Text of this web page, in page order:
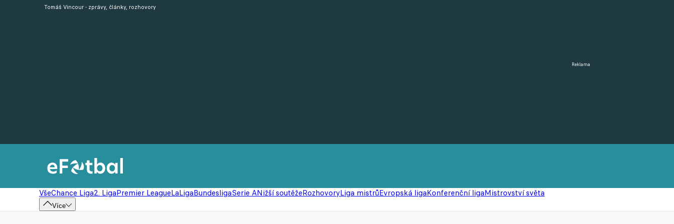
Reklama
VšeChance Liga2. LigaPremier LeagueLaLigaBundesligaSerie ANižší soutěžeRozhovoryLiga mistrůEvropská ligaKonferenční ligaMistrovství světa
Více
Tomáš Vincour - zprávy, články, rozhovory